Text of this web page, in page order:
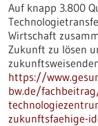
Auf knapp 3.800
Wirtschaft
Zukunft zu lösen
https://
bw.de/
zukunftsfaehige-